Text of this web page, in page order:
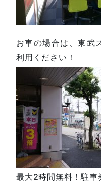
お車の場合は、東武
利用ください！
最大2時間無料！駐車